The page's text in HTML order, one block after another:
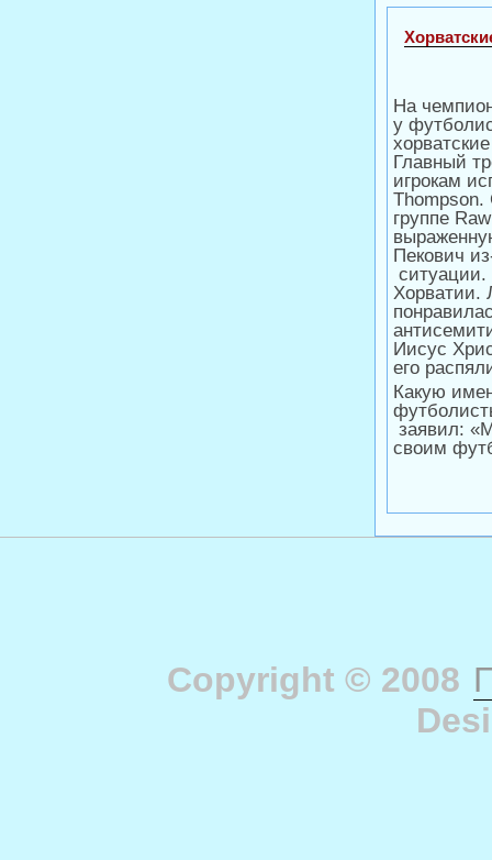
На
у
Главный
игрокам
группе
Пекович
ситуации.
Хорватии.
Иисус
его
Какую
заявил:
своим
Copyright © 2008